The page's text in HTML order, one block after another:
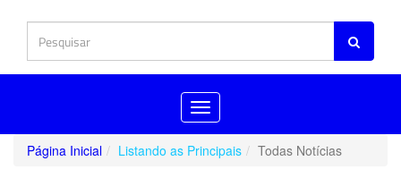
Toggle
navigation
Página Inicial
Listando as Principais Todas Notícias